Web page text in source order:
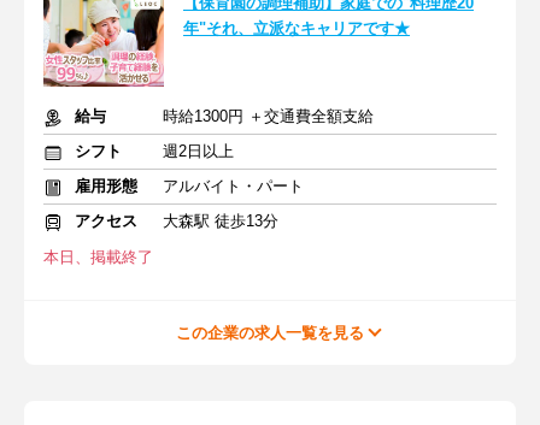
年"それ、立派なキャリアです★
給与
時給1300円 ＋交通費全額支給
シフト
週2日以上
雇用形態
アルバイト・パート
アクセス
大森駅 徒歩13分
本日、掲載終了
この企業の求人一覧を見る